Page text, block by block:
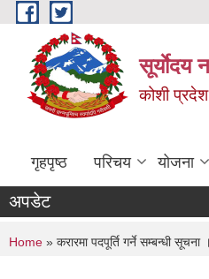
Skip to main content
सूर्याेदय
कोशी
गृहपृष्ठ परिचय योजना
अपडेट
You are here
Home » करारमा पदपूर्ति गर्ने सम्बन्धी